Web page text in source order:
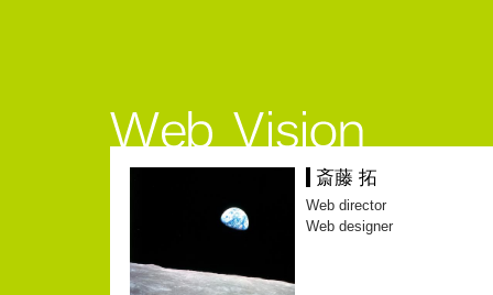
斎藤 拓
Web director
Web designer